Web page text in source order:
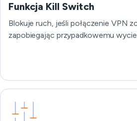
Funkcja Kill Switch
Blokuje ruch, jeśli połączenie VPN
zapobiegając przypadkowemu